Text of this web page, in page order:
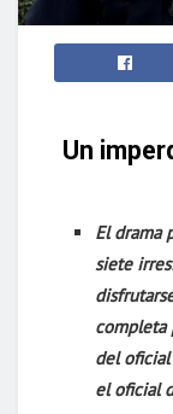
Un
El drama
siete
completa
del oficial
el oficial